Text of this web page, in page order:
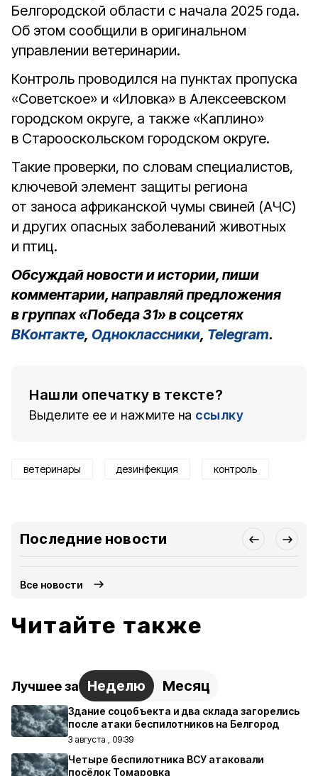
Белгородской области с начала 2025 года.
Об этом сообщили в оригинальном
управлении ветеринарии.
Контроль проводился на пунктах пропуска
«Советское» и «Иловка» в Алексеевском
городском округе, а также «Каплино»
в Старооскольском городском округе.
Такие проверки, по словам специалистов,
ключевой элемент защиты региона
от заноса африканской чумы свиней (АЧС)
и других опасных заболеваний животных
и птиц.
Обсуждай новости и истории, пиши
комментарии, направляй предложения
в группах «Победа 31» в соцсетях
ВКонтакте, Одноклассники, Telegram.
Нашли опечатку в тексте?
Выделите ее и нажмите на ссылку
ветеринары дезинфекция контроль
Последние новости
Все новости
Читайте также
Лучшее за Неделю Месяц
Здание соцобъекта и два склада загорелись
после атаки беспилотников на Белгород
3 августа , 09:39
Четыре беспилотника ВСУ атаковали
посёлок Томаровка